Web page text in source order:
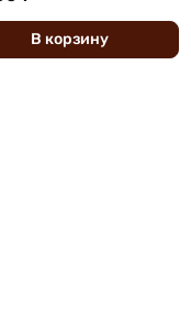
В корзину